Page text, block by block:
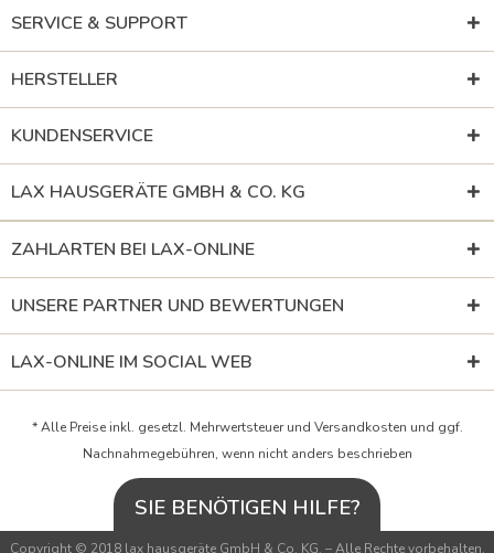
SERVICE & SUPPORT
HERSTELLER
KUNDENSERVICE
LAX HAUSGERÄTE GMBH & CO. KG
ZAHLARTEN BEI LAX-ONLINE
UNSERE PARTNER UND BEWERTUNGEN
LAX-ONLINE IM SOCIAL WEB
* Alle Preise inkl. gesetzl. Mehrwertsteuer und Versandkosten und ggf.
Nachnahmegebühren, wenn nicht anders beschrieben
SIE BENÖTIGEN HILFE?
Copyright © 2018 lax hausgeräte GmbH & Co. KG. – Alle Rechte vorbehalten.